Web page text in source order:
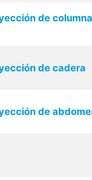
de columna
de cadera
de